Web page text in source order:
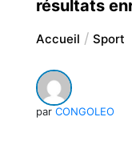
résultats
Accueil Sport
par CONGOLEO